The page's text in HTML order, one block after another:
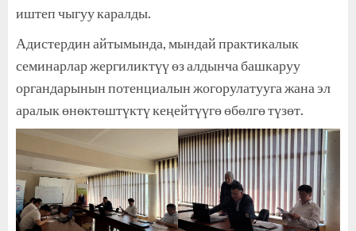
иштеп чыгуу каралды.
Адистердин айтымында, мындай практикалык
семинарлар жергиликтүү өз алдынча башкаруу
органдарынын потенциалын жогорулатууга жана эл
аралык өнөктөштүктү кеңейтүүгө өбөлгө түзөт.